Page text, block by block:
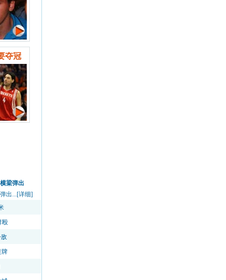
夺冠
梁弹出
出...[详细]
殴
牌